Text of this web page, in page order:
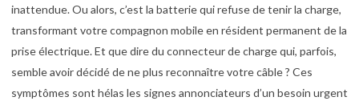
inattendue. Ou alors, c’est la batterie qui refuse de tenir la charge,
transformant votre compagnon mobile en résident permanent de la
prise électrique. Et que dire du connecteur de charge qui, parfois,
semble avoir décidé de ne plus reconnaître votre câble ? Ces
symptômes sont hélas les signes annonciateurs d’un besoin urgent